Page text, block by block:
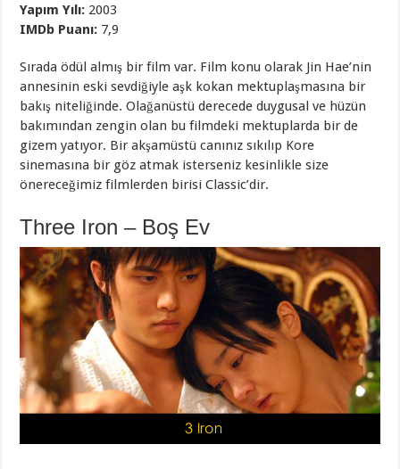
Yapım Yılı: 2003
IMDb Puanı: 7,9
Sırada ödül almış bir film var. Film konu olarak Jin Hae’nin
annesinin eski sevdiğiyle aşk kokan mektuplaşmasına bir
bakış niteliğinde. Olağanüstü derecede duygusal ve hüzün
bakımından zengin olan bu filmdeki mektuplarda bir de
gizem yatıyor. Bir akşamüstü canınız sıkılıp Kore
sinemasına bir göz atmak isterseniz kesinlikle size
önereceğimiz filmlerden birisi Classic’dir.
Three Iron – Boş Ev